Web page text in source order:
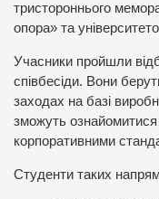
тристороннього
опора» та
Учасники пройшли
співбесіди. Вони
заходах на базі
зможуть
корпоративними
Студенти таких